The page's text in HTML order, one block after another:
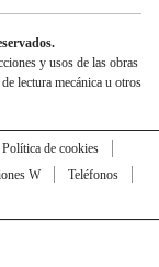
y usos de las obras
lectura mecánica u otros
Política de cookies
W
Teléfonos